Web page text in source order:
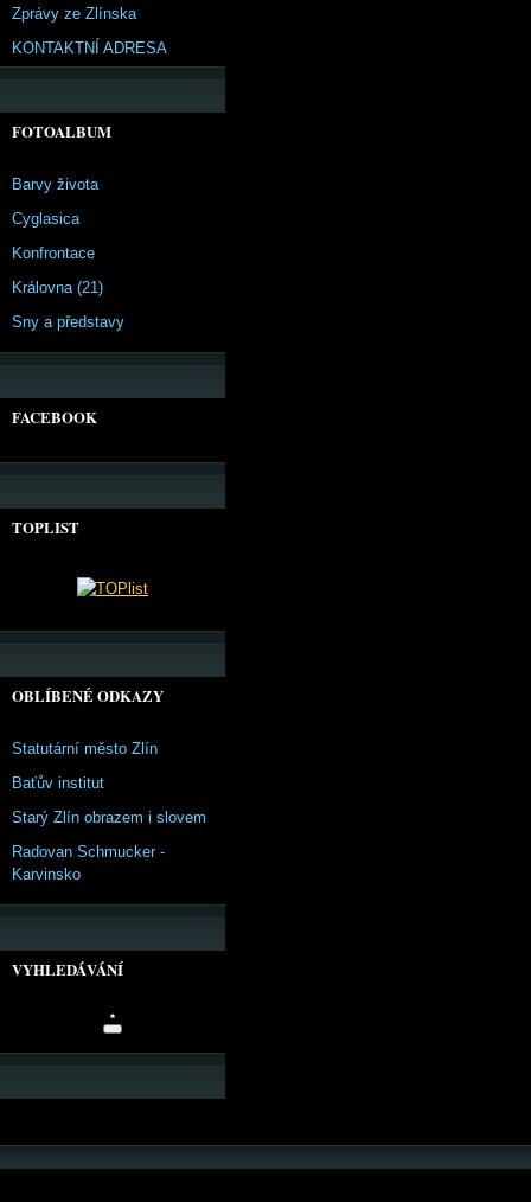
Zprávy ze Zlínska
KONTAKTNÍ ADRESA
FOTOALBUM
Barvy života
Cyglasica
Konfrontace
Královna (21)
Sny a představy
FACEBOOK
TOPLIST
OBLÍBENÉ ODKAZY
Statutární město Zlín
Baťův institut
Starý Zlín obrazem i slovem
Radovan Schmucker -
Karvinsko
VYHLEDÁVÁNÍ